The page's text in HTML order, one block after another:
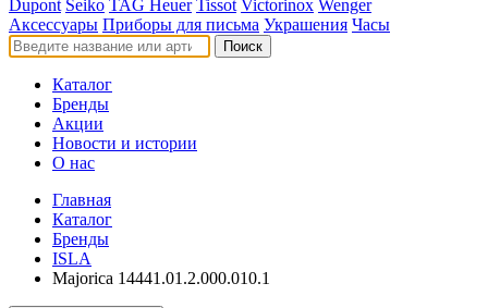
Dupont Seiko TAG Heuer Tissot Victorinox Wenger
Аксессуары Приборы для письма Украшения Часы
Поиск
Каталог
Бренды
Акции
Новости и истории
О нас
Главная
Каталог
Бренды
ISLA
Majorica 14441.01.2.000.010.1